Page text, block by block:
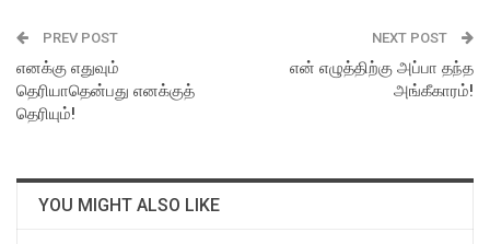
PREV POST
எனக்கு எதுவும்
தெரியாதென்பது எனக்குத்
தெரியும்!
NEXT POST
என் எழுத்திற்கு அப்பா தந்த
அங்கீகாரம்!
YOU MIGHT ALSO LIKE